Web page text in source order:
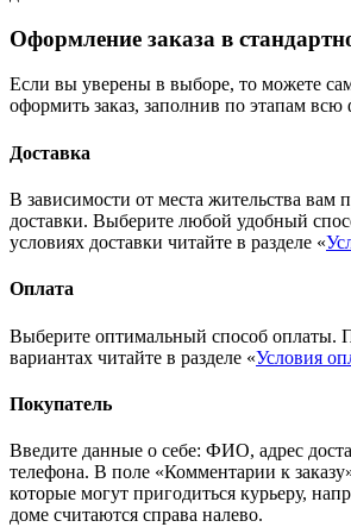
Оформление заказа в
Если вы уверены в выборе, то можете
оформить заказ, заполнив по этапам всю
Доставка
В зависимости от места жительства вам
доставки. Выберите любой удобный
условиях доставки читайте в разделе «
Оплата
Выберите оптимальный способ оплаты.
вариантах читайте в разделе «Условия
Покупатель
Введите данные о себе: ФИО, адрес
телефона. В поле «Комментарии к
которые могут пригодиться курьеру,
доме считаются справа налево.